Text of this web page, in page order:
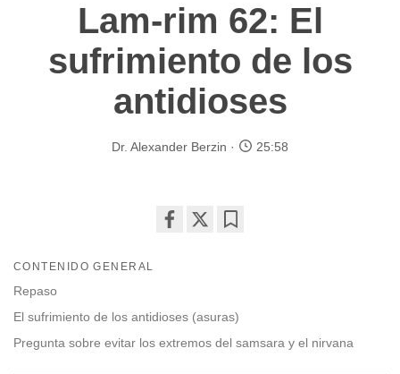
Lam-rim 62: El
sufrimiento de los
antidioses
Dr. Alexander Berzin 25:58
CONTENIDO GENERAL
Repaso
El sufrimiento de los antidioses (asuras)
Pregunta sobre evitar los extremos del samsara y el nirvana